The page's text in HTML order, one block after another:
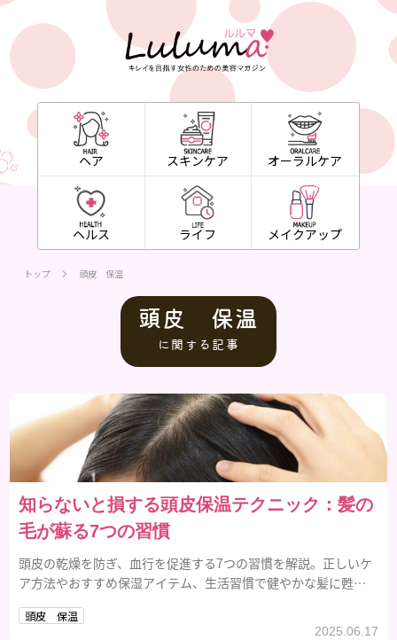
ヘア スキンケア オーラルケア
ヘルス ライフ メイクアップ
トップ 頭皮 保温
頭皮 保温
に関する記事
知らないと損する頭皮保温テクニック：髪の
毛が蘇る7つの習慣
頭皮の乾燥を防ぎ、血行を促進する7つの習慣を解説。正しいケ
ア方法やおすすめ保湿アイテム、生活習慣で健やかな髪に甦る
頭皮 保温
2025.06.17